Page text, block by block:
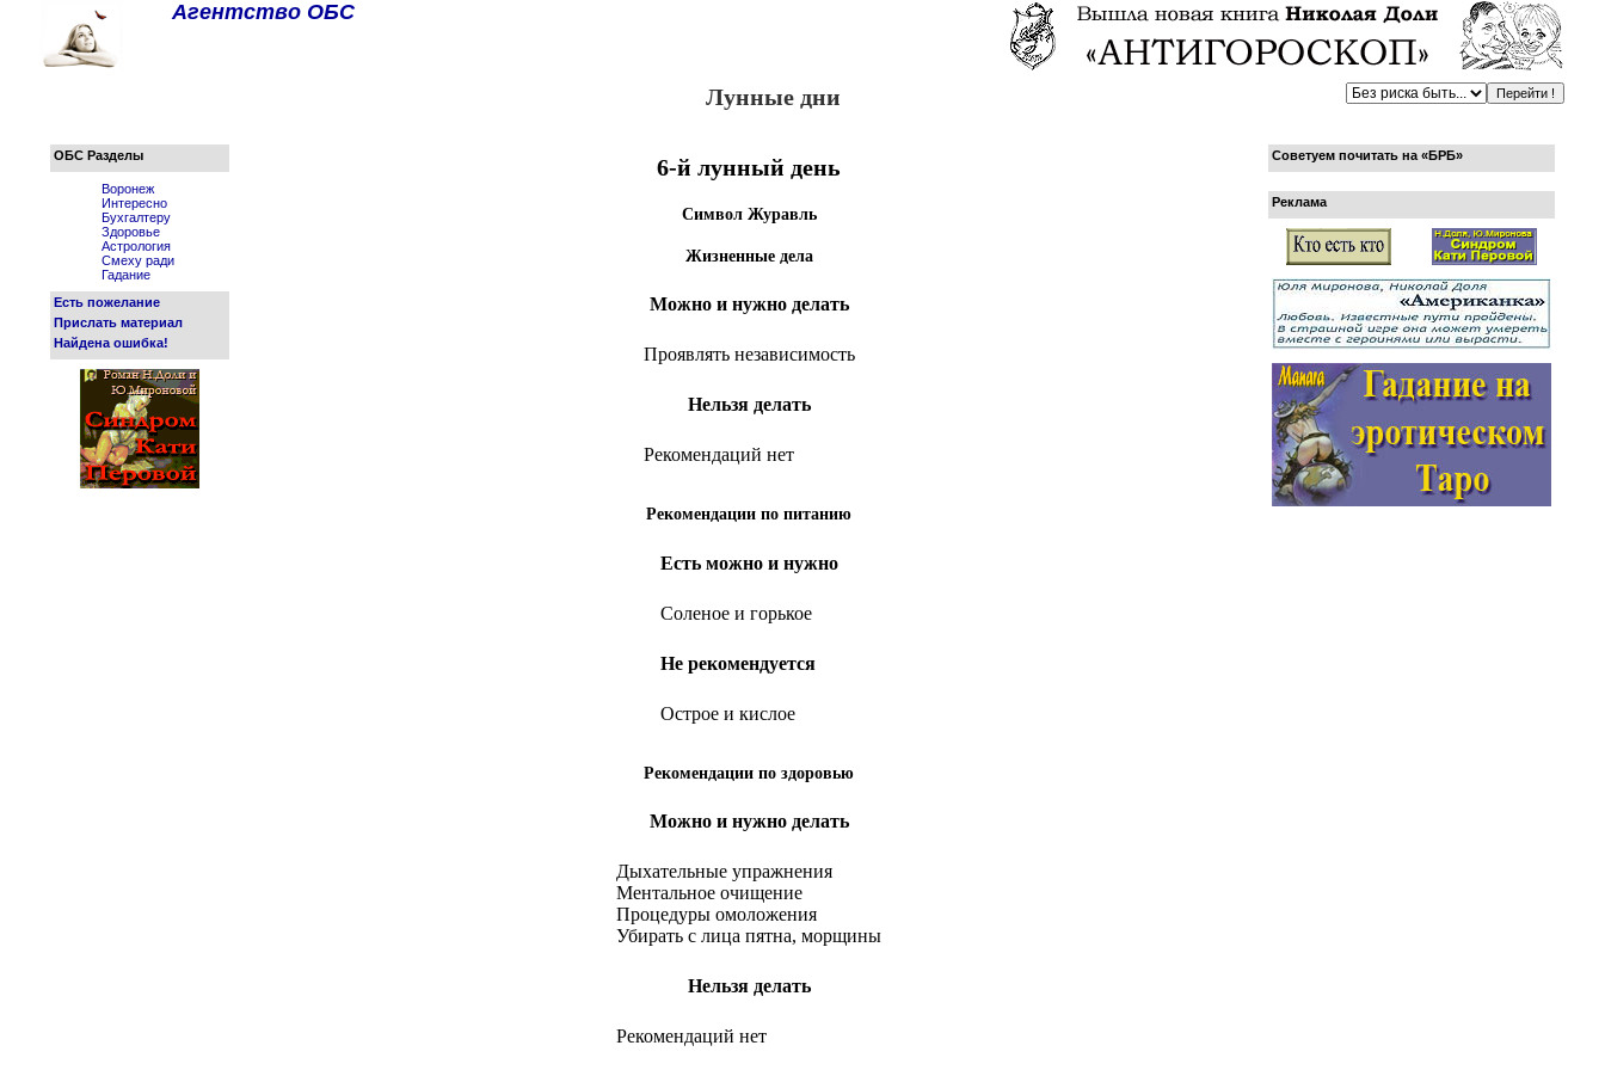
Агентство ОБС
Лунные дни
ОБС Разделы
Воронеж
Интересно
Бухгалтеру
Здоровье
Астрология
Смеху ради
Гадание
Есть пожелание
Прислать материал
Найдена ошибка!
6-й лунный день
Символ Журавль
Жизненные дела
Можно и нужно делать
Проявлять независимость
Нельзя делать
Рекомендаций нет
Рекомендации по питанию
Есть можно и нужно
Соленое и горькое
Не рекомендуется
Острое и кислое
Рекомендации по здоровью
Можно и нужно делать
Дыхательные упражнения
Ментальное очищение
Процедуры омоложения
Убирать с лица пятна, морщины
Нельзя делать
Рекомендаций нет
Советуем почитать на «БРБ»
Реклама